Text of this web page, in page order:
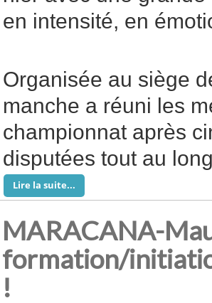
en intensité, en
Organisée au siège
manche a réuni les
championnat après
disputées tout au
Lire la suite...
MARACANA-
formation/
!